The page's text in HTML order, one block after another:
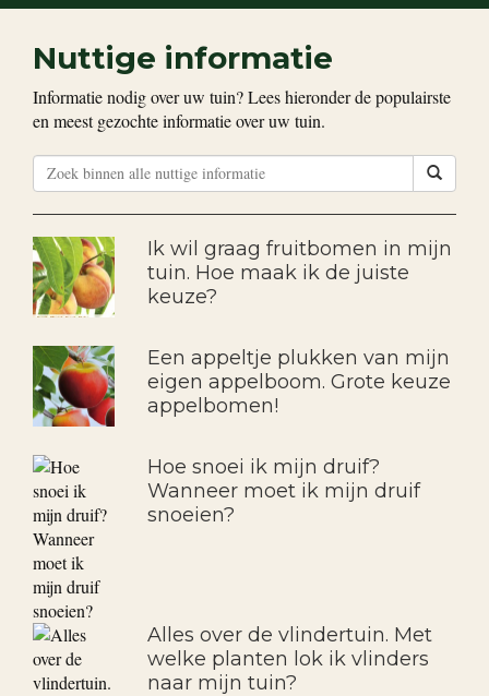
Nuttige informatie
Informatie nodig over uw tuin? Lees hieronder de populairste
en meest gezochte informatie over uw tuin.
Ik wil graag fruitbomen in mijn
tuin. Hoe maak ik de juiste
keuze?
Een appeltje plukken van mijn
eigen appelboom. Grote keuze
appelbomen!
Hoe snoei ik mijn druif?
Wanneer moet ik mijn druif
snoeien?
Alles over de vlindertuin. Met
welke planten lok ik vlinders
naar mijn tuin?